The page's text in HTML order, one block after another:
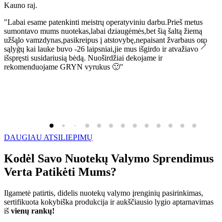
Kauno raj.
"Labai esame patenkinti meistrų operatyviniu darbu.Prieš metus
sumontavo mums nuotekas,labai dziaugėmės,bet šią šaltą žiemą
užšąlo vamzdynas,pasikreipus į atstovybę,nepaisant žvarbaus oro
sąlygų kai lauke buvo -26 laipsniai,jie mus išgirdo ir atvažiavo
išspręsti susidariusią bėdą. Nuoširdžiai dekojame ir
rekomenduojame GRYN vyrukus 🙂"
DAUGIAU ATSILIEPIMŲ
Kodėl Savo Nuotekų Valymo Sprendimus
Verta Patikėti Mums?
Ilgametė patirtis, didelis nuotekų valymo įrenginių pasirinkimas,
sertifikuota kokybiška produkcija ir aukščiausio lygio aptarnavimas
iš vienų rankų!